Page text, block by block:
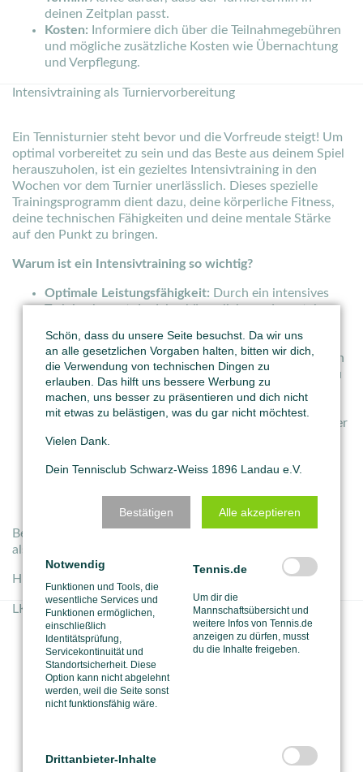
deinen Zeitplan passt.
Kosten: Informiere dich über die Teilnahmegebühren
und mögliche zusätzliche Kosten wie Übernachtung
und Verpflegung.
Intensivtraining als Turniervorbereitung
Ein Tennisturnier steht bevor und die Vorfreude steigt! Um
optimal vorbereitet zu sein und das Beste aus deinem Spiel
herauszuholen, ist ein gezieltes Intensivtraining in den
Wochen vor dem Turnier unerlässlich. Dieses spezielle
Trainingsprogramm dient dazu, deine körperliche Fitness,
deine technischen Fähigkeiten und deine mentale Stärke
auf den Punkt zu bringen.
Warum ist ein Intensivtraining so wichtig?
Optimale Leistungsfähigkeit: Durch ein intensives
Training kannst du deine körperliche und mentale
hinweg hohe Leistungsfähigkeit zu zeigen.
Vertrauen stärken:Regelmäßiges Training stärkt dein
Selbstvertrauen und hilft dir, an deine Fähigkeiten zu
glauben.
Schwachstellen beheben:
Du kannst gezielt an
deinen Schwächen arbeiten und deine Stärken weiter
ausbauen.
Matchsimulationen kannst du dich auf die
Bei unseren Trainern kannst du jederzeit Trainingsstunden
als Turniervorbereitung buchen.
Hier gehts zur
LK-Klasse - der Heilige Gral... :-)
Leistungsklasse im Tennis
Wie gut ein Tennisspieler ist, bestimmt in Deutschland
die Generali Leistungsklasse. Im nationalen
Die Leistungsklasse ist ein System, das dazu dient, die
Spielstärke von Tennisspielern einzuschätzen und sie in
Schön, dass du unsere Seite besuchst. Da wir uns
an alle gesetzlichen Vorgaben halten, bitten wir dich,
die Verwendung von technischen Dingen zu
erlauben. Das hilft uns bessere Werbung zu
machen, uns besser zu präsentieren und dich nicht
mit etwas zu belästigen, was du gar nicht möchtest.
Vielen Dank.
Dein Tennisclub Schwarz-Weiss 1896 Landau e.V.
Bestätigen Alle akzeptieren
Notwendig
Funktionen und Tools, die
wesentliche Services und
Funktionen ermöglichen,
einschließlich
Identitätsprüfung,
Servicekontinuität und
Standortsicherheit. Diese
Option kann nicht abgelehnt
werden, weil die Seite sonst
nicht funktionsfähig wäre.
Tennis.de
Um dir die
Mannschaftsübersicht und
weitere Infos von Tennis.de
anzeigen zu dürfen, musst
du die Inhalte freigeben.
Drittanbieter-Inhalte